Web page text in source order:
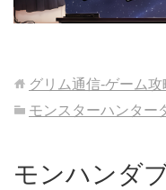
グリム通信-ゲーム攻
モンスターハンター
モンハンダ